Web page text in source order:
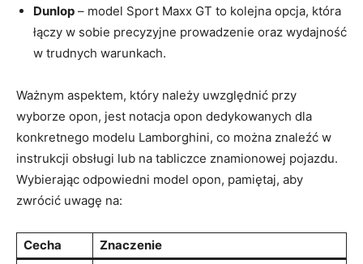
Dunlop – model Sport Maxx GT to kolejna opcja, która
łączy w sobie precyzyjne prowadzenie oraz wydajność
w trudnych warunkach.
Ważnym aspektem, który należy uwzględnić przy
wyborze opon, jest notacja opon dedykowanych dla
konkretnego modelu Lamborghini, co można znaleźć w
instrukcji obsługi lub na tabliczce znamionowej pojazdu.
Wybierając odpowiedni model opon, pamiętaj, aby
zwrócić uwagę na:
Cecha Znaczenie